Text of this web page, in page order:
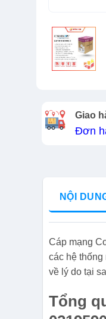
Giao
Đơn
NỘI
Cáp mạng
các hệ thống
về lý do tại
Tổng